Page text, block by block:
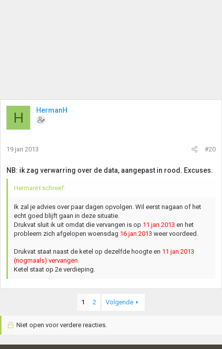
H HermanH
19 jan 2013 #20
NB: ik zag verwarring over de data, aangepast in rood. Excuses.
HermanH schreef:
Ik zal je advies over paar dagen opvolgen. Wil eerst nagaan of het
echt goed blijft gaan in deze situatie.
Drukvat sluit ik uit omdat die vervangen is op 11 jan 2013 en het
probleem zich afgelopen woensdag 16 jan 2013 weer voordeed.
Drukvat staat naast de ketel op dezelfde hoogte en 11 jan 2013
(nogmaals) vervangen.
Ketel staat op 2e verdieping.
1 2 Volgende
Niet open voor verdere reacties.